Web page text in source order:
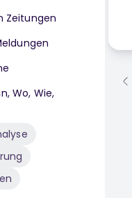
Zeitungen
Wo, Wie,